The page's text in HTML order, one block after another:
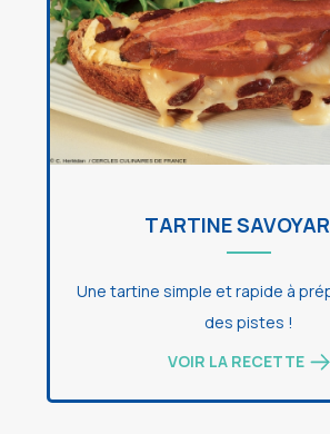
TARTINE
Une tartine simple et rapide à
des pistes !
VOIR LA RECETTE